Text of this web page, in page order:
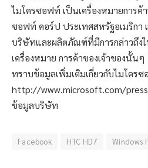
ไมโครซอฟท์ เป็นเครื่องหมายการค้
ซอฟท์ คอร์ป ประเทศสหรัฐอเมริก
บริษัทและผลิตภัณฑ์ที่มีการกล่าวถึงใ
เครื่องหมาย การค้าของเจ้าของนั้น
ทราบข้อมูลเพิ่มเติมเกี่ยวกับไมโคร
http://www.microsoft.com/
ข้อมูลบริษัท
Facebook HTC HD7 Windows